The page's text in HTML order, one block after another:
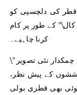
قطر کی دلچسپی کو
کال\” کے طور پر کام
کرنا چاہیے۔
\”ورلڈ کپ کے تناظر میں اور ملک کے لیے ایک چمکدار نئی تصویر
کے پیش نظر،
کوئی بھی قطری بولی